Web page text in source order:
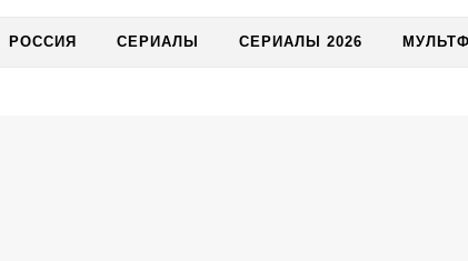
РОССИЯ СЕРИАЛЫ СЕРИАЛЫ 2026